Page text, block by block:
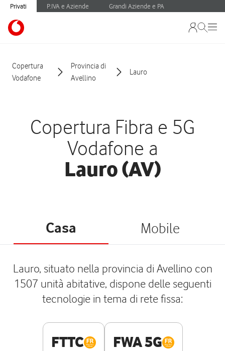
Privati P.IVA e Aziende Grandi Aziende e PA
Copertura
Vodafone
Provincia di
Avellino
Lauro
Copertura Fibra e 5G
Vodafone a
Lauro (AV)
Casa Mobile
Lauro, situato nella provincia di Avellino con
1507 unità abitative, dispone delle seguenti
tecnologie in tema di rete fissa:
FTTC FWA 5G